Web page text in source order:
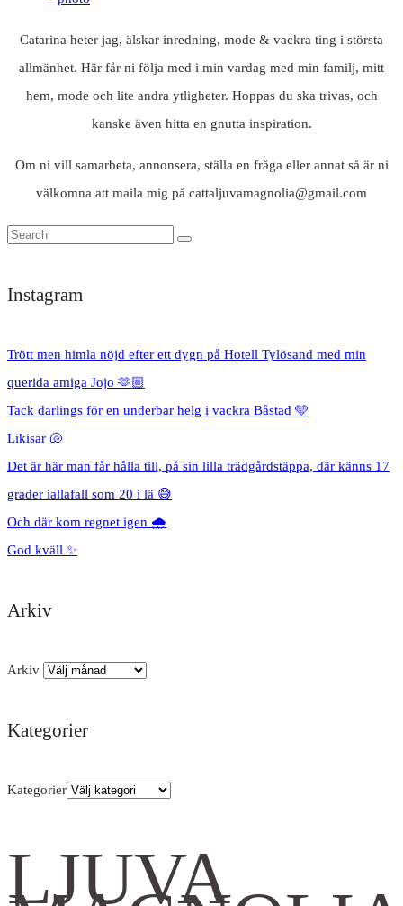
Catarina heter jag, älskar inredning, mode & vackra ting i största
allmänhet. Här får ni följa med i min vardag med min familj, mitt
hem, mode och lite andra ytligheter. Hoppas du ska trivas, och
kanske även hitta en gnutta inspiration.
Om ni vill samarbeta, annonsera, ställa en fråga eller annat så är ni
välkomna att maila mig på cattaljuvamagnolia@gmail.com
Instagram
Trött men himla nöjd efter ett dygn på Hotell Tylösand med min
querida amiga Jojo 🫶🏼
Tack darlings för en underbar helg i vackra Båstad 🩵
Likisar 🐚
Det är här man får hålla till, på sin lilla trädgårdstäppa, där känns 17
grader iallafall som 20 i lä 😅
Och där kom regnet igen 🌧️
God kväll ✨
Arkiv
Arkiv
Kategorier
Kategorier
LJUVA